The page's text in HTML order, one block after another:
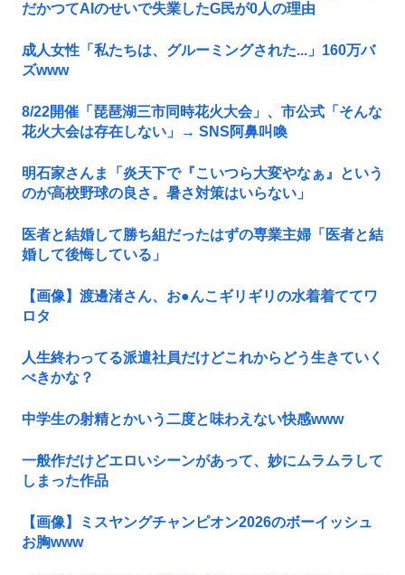
だかつてAIのせいで失業したG民が0人の理由
成人女性「私たちは、グルーミングされた...」160万バ
ズwww
8/22開催「琵琶湖三市同時花火大会」、市公式「そんな
花火大会は存在しない」→ SNS阿鼻叫喚
明石家さんま「炎天下で『こいつら大変やなぁ』という
のが高校野球の良さ。暑さ対策はいらない」
医者と結婚して勝ち組だったはずの専業主婦「医者と結
婚して後悔している」
【画像】渡邊渚さん、お●んこギリギリの水着着ててワ
ロタ
人生終わってる派遣社員だけどこれからどう生きていく
べきかな？
中学生の射精とかいう二度と味わえない快感www
一般作だけどエロいシーンがあって、妙にムラムラして
しまった作品
【画像】ミスヤングチャンピオン2026のボーイッシュ
お胸www